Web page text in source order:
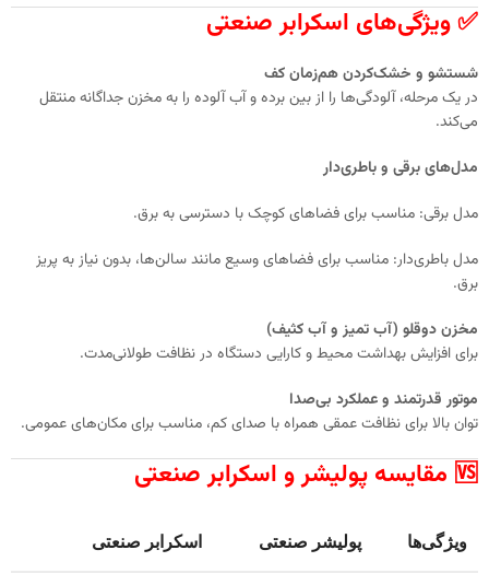
✅ ویژگی‌های اسکرابر صنعتی
شستشو و خشک‌کردن هم‌زمان کف
در یک مرحله، آلودگی‌ها را از بین برده و آب آلوده را به مخزن جداگانه منتقل
می‌کند.
مدل‌های برقی و باطری‌دار
مدل برقی: مناسب برای فضاهای کوچک با دسترسی به برق.
مدل باطری‌دار: مناسب برای فضاهای وسیع مانند سالن‌ها، بدون نیاز به پریز
برق.
مخزن دوقلو (آب تمیز و آب کثیف)
برای افزایش بهداشت محیط و کارایی دستگاه در نظافت طولانی‌مدت.
موتور قدرتمند و عملکرد بی‌صدا
توان بالا برای نظافت عمقی همراه با صدای کم، مناسب برای مکان‌های عمومی.
🆚 مقایسه پولیشر و اسکرابر صنعتی
ویژگی‌ها پولیشر صنعتی اسکرابر صنعتی